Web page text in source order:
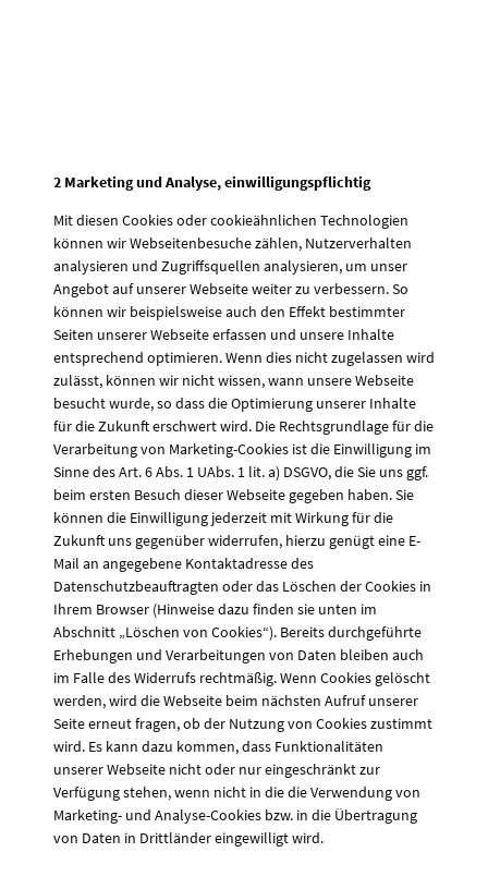
2 Marketing und Analyse, einwilligungspflichtig
Mit diesen Cookies oder cookieähnlichen Technologien
können wir Webseitenbesuche zählen, Nutzerverhalten
analysieren und Zugriffsquellen analysieren, um unser
Angebot auf unserer Webseite weiter zu verbessern. So
können wir beispielsweise auch den Effekt bestimmter
Seiten unserer Webseite erfassen und unsere Inhalte
entsprechend optimieren. Wenn dies nicht zugelassen wird
zulässt, können wir nicht wissen, wann unsere Webseite
besucht wurde, so dass die Optimierung unserer Inhalte
für die Zukunft erschwert wird. Die Rechtsgrundlage für die
Verarbeitung von Marketing-Cookies ist die Einwilligung im
Sinne des Art. 6 Abs. 1 UAbs. 1 lit. a) DSGVO, die Sie uns ggf.
beim ersten Besuch dieser Webseite gegeben haben. Sie
können die Einwilligung jederzeit mit Wirkung für die
Zukunft uns gegenüber widerrufen, hierzu genügt eine E-
Mail an angegebene Kontaktadresse des
Datenschutzbeauftragten oder das Löschen der Cookies in
Ihrem Browser (Hinweise dazu finden sie unten im
Abschnitt „Löschen von Cookies“). Bereits durchgeführte
Erhebungen und Verarbeitungen von Daten bleiben auch
im Falle des Widerrufs rechtmäßig. Wenn Cookies gelöscht
werden, wird die Webseite beim nächsten Aufruf unserer
Seite erneut fragen, ob der Nutzung von Cookies zustimmt
wird. Es kann dazu kommen, dass Funktionalitäten
unserer Webseite nicht oder nur eingeschränkt zur
Verfügung stehen, wenn nicht in die die Verwendung von
Marketing- und Analyse-Cookies bzw. in die Übertragung
von Daten in Drittländer eingewilligt wird.